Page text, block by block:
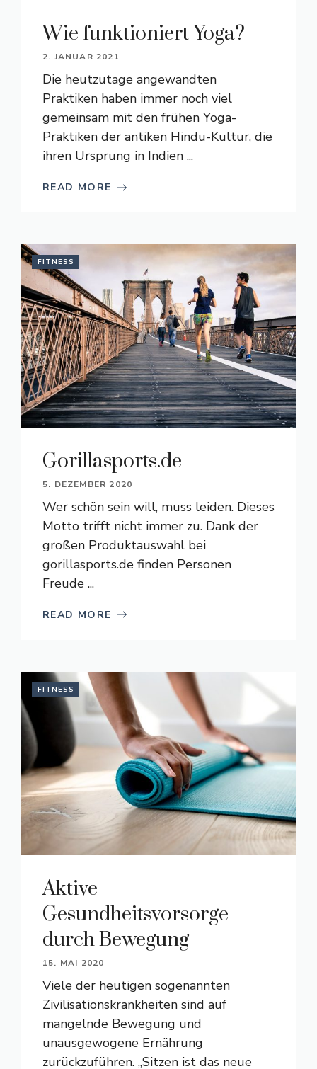
Wie funktioniert Yoga?
2. JANUAR 2021
Die heutzutage angewandten
Praktiken haben immer noch viel
gemeinsam mit den frühen Yoga-
Praktiken der antiken Hindu-Kultur, die
ihren Ursprung in Indien ...
READ MORE
FITNESS
Gorillasports.de
5. DEZEMBER 2020
Wer schön sein will, muss leiden. Dieses
Motto trifft nicht immer zu. Dank der
großen Produktauswahl bei
gorillasports.de finden Personen
Freude ...
READ MORE
FITNESS
Aktive
Gesundheitsvorsorge
durch Bewegung
15. MAI 2020
Viele der heutigen sogenannten
Zivilisationskrankheiten sind auf
mangelnde Bewegung und
unausgewogene Ernährung
zurückzuführen. „Sitzen ist das neue